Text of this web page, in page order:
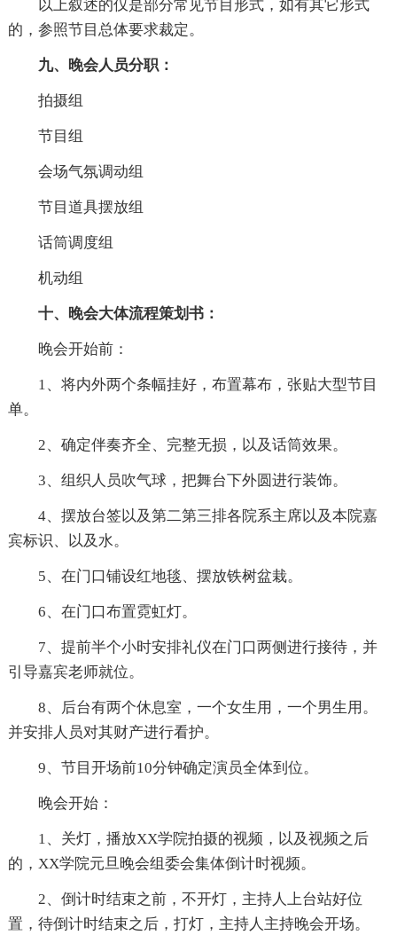
以上叙述的仅是部分常见节目形式，如有其它形式
的，参照节目总体要求裁定。
九、晚会人员分职：
拍摄组
节目组
会场气氛调动组
节目道具摆放组
话筒调度组
机动组
十、晚会大体流程策划书：
晚会开始前：
1、将内外两个条幅挂好，布置幕布，张贴大型节目
单。
2、确定伴奏齐全、完整无损，以及话筒效果。
3、组织人员吹气球，把舞台下外圆进行装饰。
4、摆放台签以及第二第三排各院系主席以及本院嘉
宾标识、以及水。
5、在门口铺设红地毯、摆放铁树盆栽。
6、在门口布置霓虹灯。
7、提前半个小时安排礼仪在门口两侧进行接待，并
引导嘉宾老师就位。
8、后台有两个休息室，一个女生用，一个男生用。
并安排人员对其财产进行看护。
9、节目开场前10分钟确定演员全体到位。
晚会开始：
1、关灯，播放XX学院拍摄的视频，以及视频之后
的，XX学院元旦晚会组委会集体倒计时视频。
2、倒计时结束之前，不开灯，主持人上台站好位
置，待倒计时结束之后，打灯，主持人主持晚会开场。